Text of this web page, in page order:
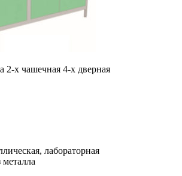
2-х чашечная 4-х дверная
лабораторная